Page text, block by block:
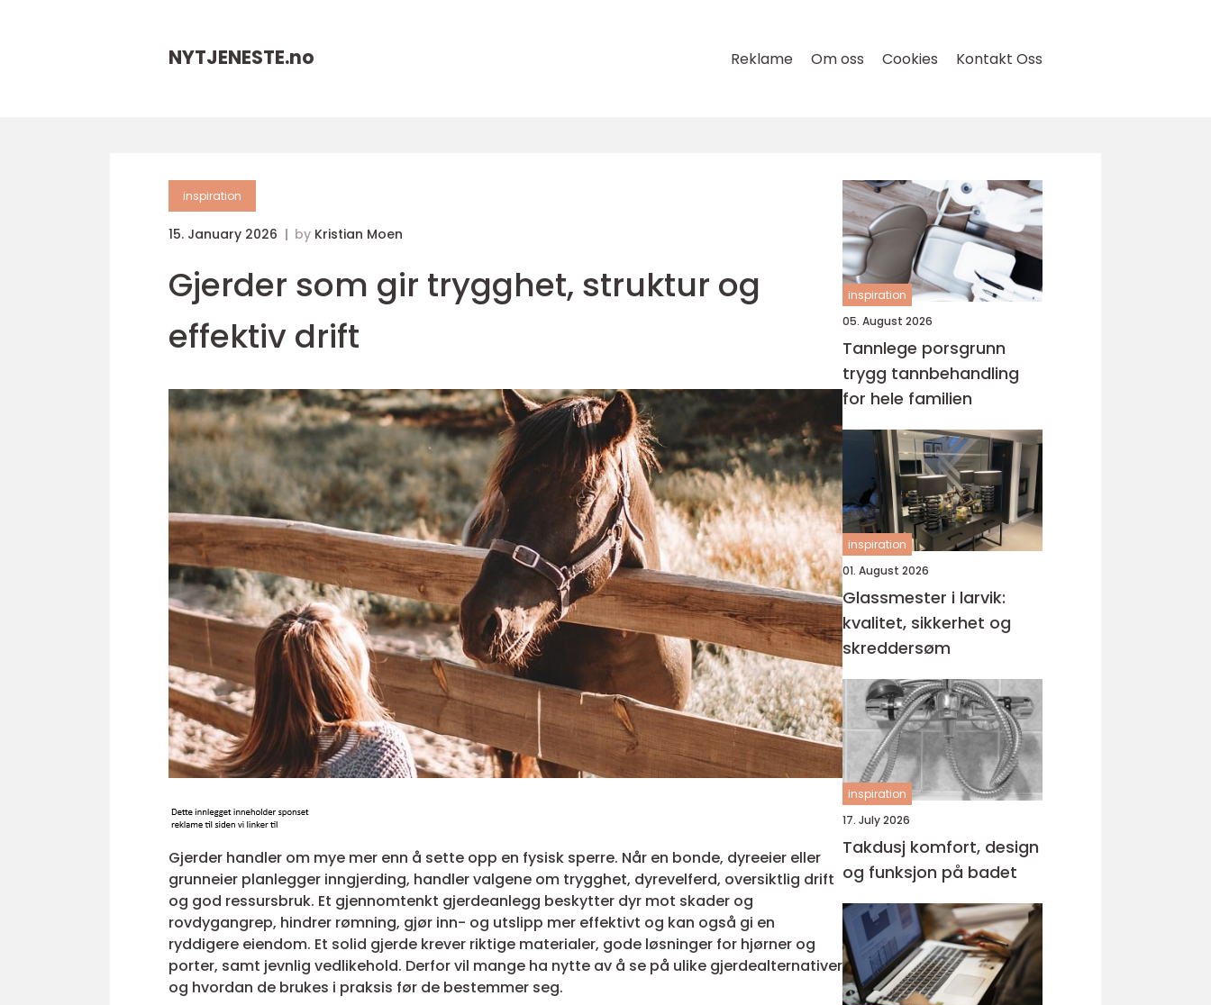
NYTJENESTE.no Reklame Om oss Cookies Kontakt Oss
inspiration
15. January 2026 by Kristian Moen
Gjerder som gir trygghet, struktur og
effektiv drift
Gjerder handler om mye mer enn å sette opp en fysisk sperre. Når en bonde, dyreeier eller
grunneier planlegger inngjerding, handler valgene om trygghet, dyrevelferd, oversiktlig drift
og god ressursbruk. Et gjennomtenkt gjerdeanlegg beskytter dyr mot skader og
rovdygangrep, hindrer rømning, gjør inn- og utslipp mer effektivt og kan også gi en
ryddigere eiendom. Et solid gjerde krever riktige materialer, gode løsninger for hjørner og
porter, samt jevnlig vedlikehold. Derfor vil mange ha nytte av å se på ulike gjerdealternativer
og hvordan de brukes i praksis før de bestemmer seg.
inspiration
05. August 2026
Tannlege porsgrunn
trygg tannbehandling
for hele familien
inspiration
01. August 2026
Glassmester i larvik:
kvalitet, sikkerhet og
skreddersøm
inspiration
17. July 2026
Takdusj komfort, design
og funksjon på badet